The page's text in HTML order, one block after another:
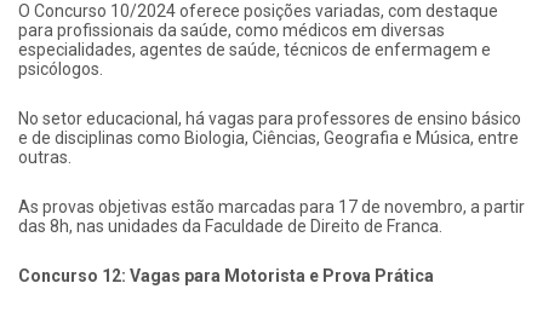
O Concurso 10/2024 oferece posições variadas, com destaque
para profissionais da saúde, como médicos em diversas
especialidades, agentes de saúde, técnicos de enfermagem e
psicólogos.
No setor educacional, há vagas para professores de ensino básico
e de disciplinas como Biologia, Ciências, Geografia e Música, entre
outras.
As provas objetivas estão marcadas para 17 de novembro, a partir
das 8h, nas unidades da Faculdade de Direito de Franca.
Concurso 12: Vagas para Motorista e Prova Prática